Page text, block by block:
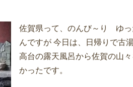
佐賀県って、のんび～り ゆっ
んですが 今日は、日帰りで古
高台の露天風呂から佐賀の山
かったです。